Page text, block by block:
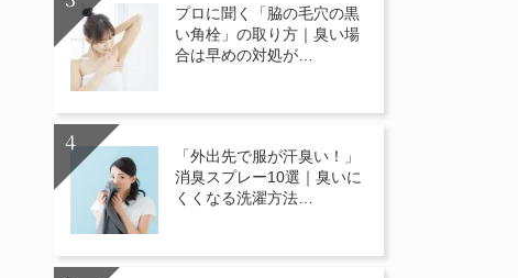
プロに聞く「脇の毛穴の黒
い角栓」の取り方｜臭い場
合は早めの対処が…
「外出先で服が汗臭い！」
消臭スプレー10選｜臭いに
くくなる洗濯方法…